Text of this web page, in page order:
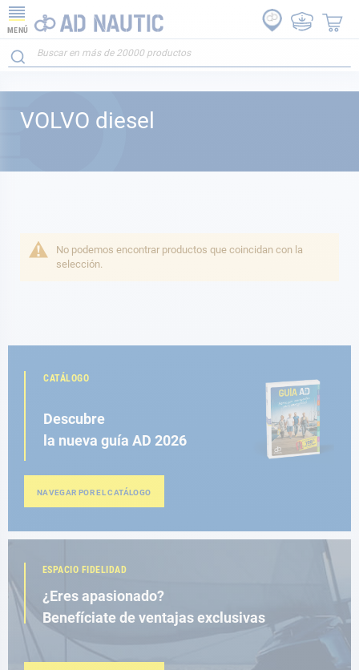
MENÚ
VOLVO diesel
No podemos encontrar productos que coincidan con la
selección.
CATÁLOGO
Descubre
la nueva guía AD 2026
NAVEGAR POR EL CATÁLOGO
ESPACIO FIDELIDAD
¿Eres apasionado?
Benefíciate de ventajas exclusivas